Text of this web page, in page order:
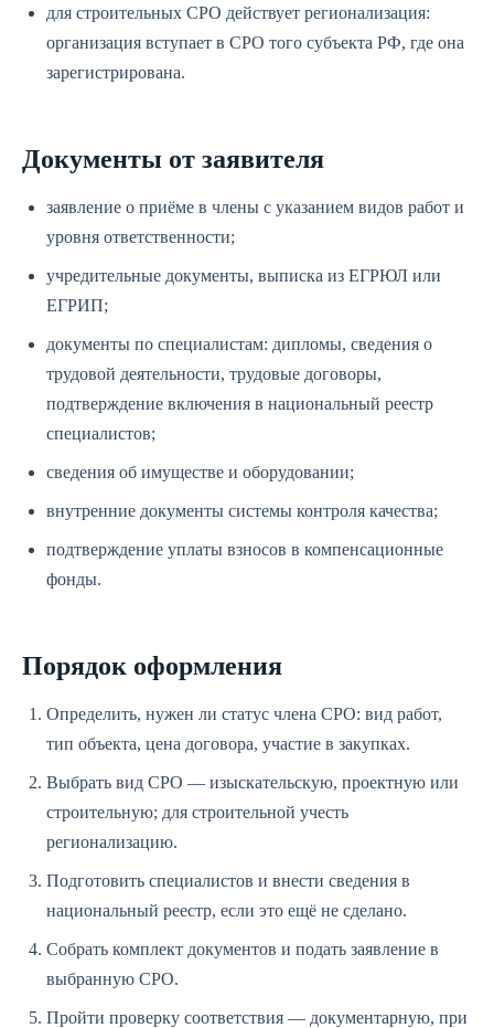
для строительных СРО действует регионализация:
организация вступает в СРО того субъекта РФ, где она
зарегистрирована.
Документы от заявителя
заявление о приёме в члены с указанием видов работ и
уровня ответственности;
учредительные документы, выписка из ЕГРЮЛ или
ЕГРИП;
документы по специалистам: дипломы, сведения о
трудовой деятельности, трудовые договоры,
подтверждение включения в национальный реестр
специалистов;
сведения об имуществе и оборудовании;
внутренние документы системы контроля качества;
подтверждение уплаты взносов в компенсационные
фонды.
Порядок оформления
Определить, нужен ли статус члена СРО: вид работ,
тип объекта, цена договора, участие в закупках.
Выбрать вид СРО — изыскательскую, проектную или
строительную; для строительной учесть
регионализацию.
Подготовить специалистов и внести сведения в
национальный реестр, если это ещё не сделано.
Собрать комплект документов и подать заявление в
выбранную СРО.
Пройти проверку соответствия — документарную, при